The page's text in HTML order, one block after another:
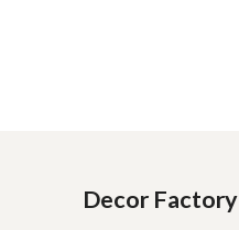
Decor Factory